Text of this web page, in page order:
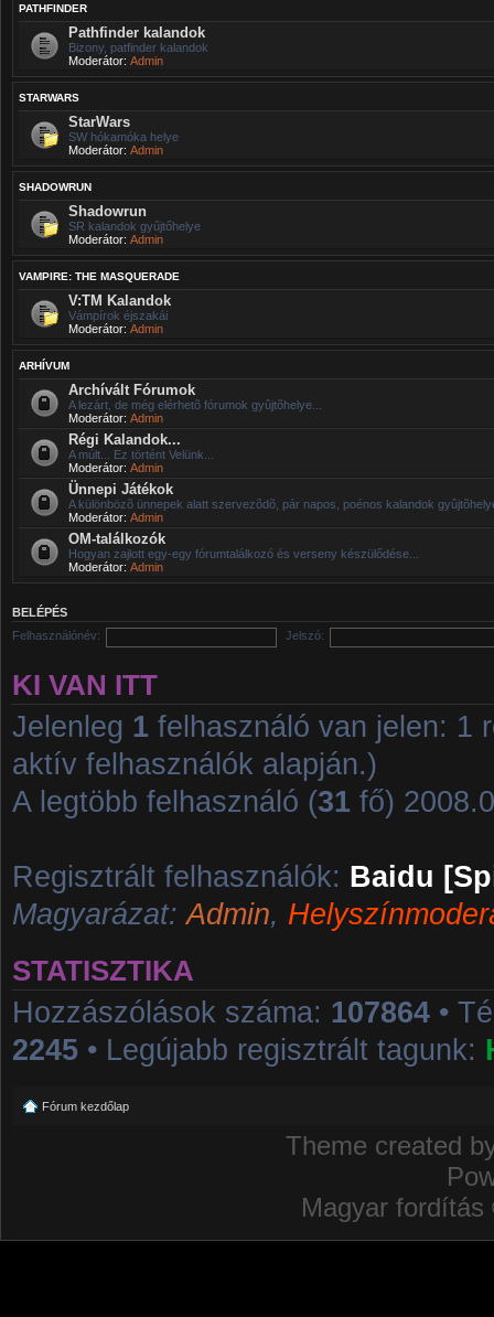
PATHFINDER
Pathfinder kalandok
Bizony, patfinder kalandok
Moderátor: Admin
STARWARS
StarWars
SW hókamóka helye
Moderátor: Admin
SHADOWRUN
Shadowrun
SR kalandok gyűjtőhelye
Moderátor: Admin
VAMPIRE: THE MASQUERADE
V:TM Kalandok
Vámpírok éjszakái
Moderátor: Admin
ARHÍVUM
Archívált Fórumok
A lezárt, de még elérhetõ fórumok gyûjtõhelye...
Moderátor: Admin
Régi Kalandok...
A múlt... Ez történt Velünk...
Moderátor: Admin
Ünnepi Játékok
A különbözõ ünnepek alatt szervezõdõ, pár napos, poénos kalandok
Moderátor: Admin
OM-találkozók
Hogyan zajlott egy-egy fórumtalálkozó és verseny készülődése...
Moderátor: Admin
BELÉPÉS
Felhasználónév:
Jelszó:
KI VAN ITT
Jelenleg 1 felhasználó van jelen: 1
aktív felhasználók alapján.)
A legtöbb felhasználó (31 fő)
Regisztrált felhasználók: Baidu
Magyarázat:Admin,
STATISZTIKA
Hozzászólások száma: 107864 •
2245 • Legújabb regisztrált tagunk:
Fórum kezdőlap
Theme created
Magyar